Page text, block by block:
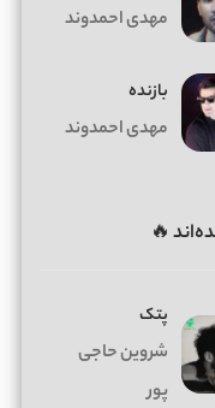
مهدی احمدوند
بازنده
مهدی احمدوند
🔥
پتک
شروین حاجی
پور